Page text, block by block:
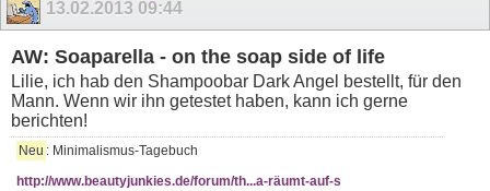
13.02.2013 09:44
AW: Soaparella - on the soap side of life
Lilie, ich hab den Shampoobar Dark Angel bestellt, für den
Mann. Wenn wir ihn getestet haben, kann ich gerne
berichten!
Neu : Minimalismus-Tagebuch
http://www.beautyjunkies.de/forum/th...a-räumt-auf-s